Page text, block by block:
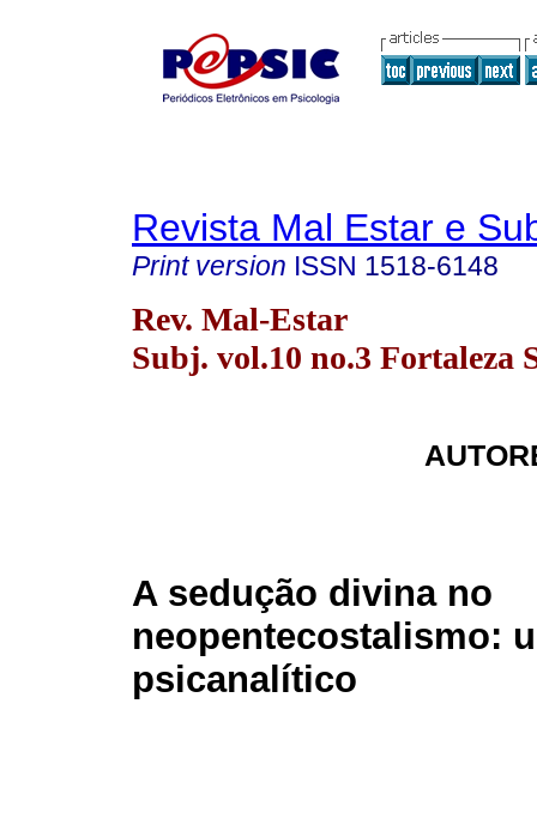
Revista Mal Estar e
Print version ISSN 1518-6148
Rev. Mal-Estar
Subj. vol.10 no.3 Fortaleza
A sedução divina no
neopentecostalismo:
psicanalítico